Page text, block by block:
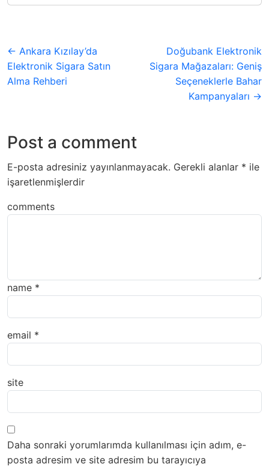
← Ankara Kızılay’da
Elektronik Sigara Satın
Alma Rehberi
Doğubank Elektronik
Sigara Mağazaları: Geniş
Seçeneklerle Bahar
Kampanyaları →
Post a comment
E-posta adresiniz yayınlanmayacak. Gerekli alanlar * ile
işaretlenmişlerdir
comments
name *
email *
site
Daha sonraki yorumlarımda kullanılması için adım, e-
posta adresim ve site adresim bu tarayıcıya